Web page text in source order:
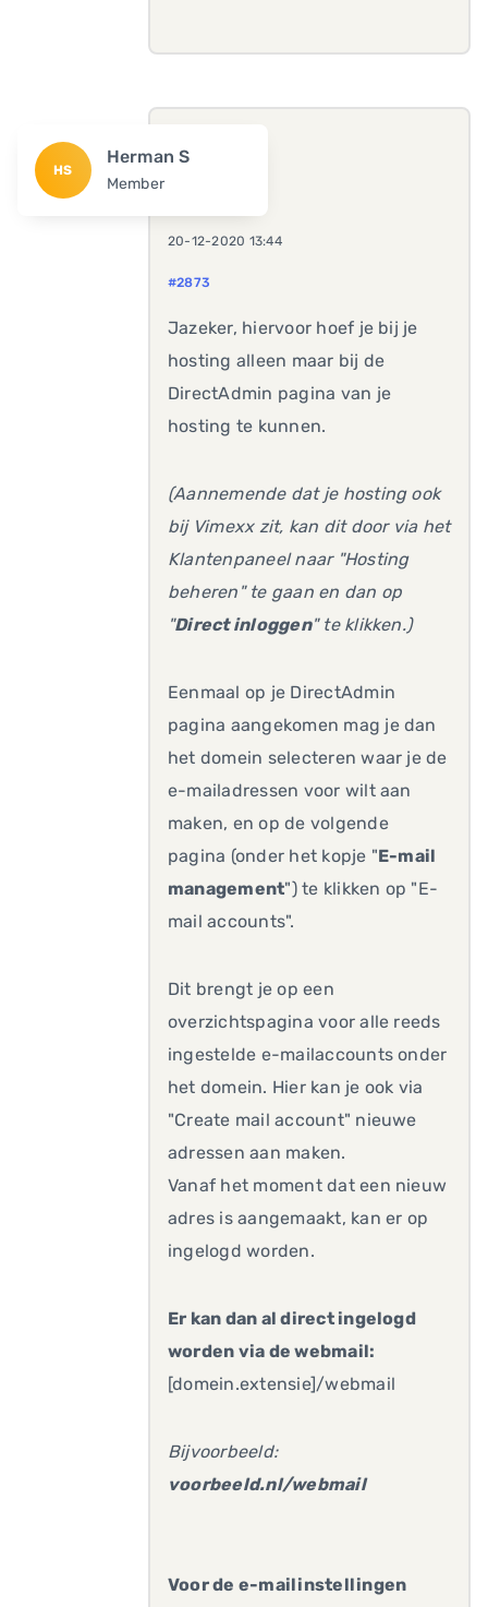
HS
Herman S
Member
20-12-2020 13:44
#2873
Jazeker, hiervoor hoef je bij je
hosting alleen maar bij de
DirectAdmin pagina van je
hosting te kunnen.
(Aannemende dat je hosting ook
bij Vimexx zit, kan dit door via het
Klantenpaneel naar "Hosting
beheren" te gaan en dan op
"Direct inloggen" te klikken.)
Eenmaal op je DirectAdmin
pagina aangekomen mag je dan
het domein selecteren waar je de
e-mailadressen voor wilt aan
maken, en op de volgende
pagina (onder het kopje "E-mail
management") te klikken op "E-
mail accounts".
Dit brengt je op een
overzichtspagina voor alle reeds
ingestelde e-mailaccounts onder
het domein. Hier kan je ook via
"Create mail account" nieuwe
adressen aan maken.
Vanaf het moment dat een nieuw
adres is aangemaakt, kan er op
ingelogd worden.
Er kan dan al direct ingelogd
worden via de webmail:
[domein.extensie]/webmail
Bijvoorbeeld:
voorbeeld.nl/webmail
Voor de e-mailinstellingen